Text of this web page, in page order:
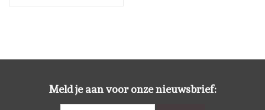
Meld je aan voor onze nieuwsbrief: